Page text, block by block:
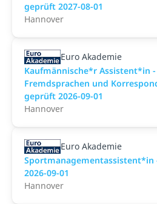
geprüft 2027-08-01
Hannover
Euro Akademie
Kaufmännische*r Assistent*in
Fremdsprachen und
geprüft 2026-09-01
Hannover
Euro Akademie
Sportmanagementassistent*in
2026-09-01
Hannover